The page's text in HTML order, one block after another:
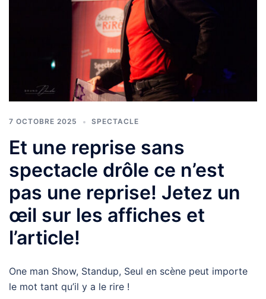
7 OCTOBRE 2025 SPECTACLE
Et une reprise sans
spectacle drôle ce n’est
pas une reprise! Jetez un
œil sur les affiches et
l’article!
One man Show, Standup, Seul en scène peut importe
le mot tant qu’il y a le rire !